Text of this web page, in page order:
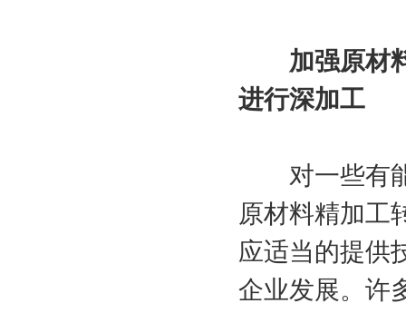
加强原材料
进行深加工
对一些有能
原材料精加工
应适当的提供
企业发展。许